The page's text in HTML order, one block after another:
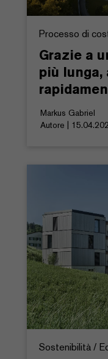
Processo di
Grazie a
più
Markus Gabriel
Autore |
Sostenibilità /